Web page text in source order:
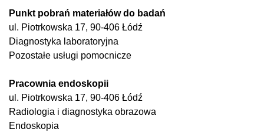
Punkt pobrań materiałów do badań
ul. Piotrkowska 17, 90-406 Łódź
Diagnostyka laboratoryjna
Pozostałe usługi pomocnicze
Pracownia endoskopii
ul. Piotrkowska 17, 90-406 Łódź
Radiologia i diagnostyka obrazowa
Endoskopia